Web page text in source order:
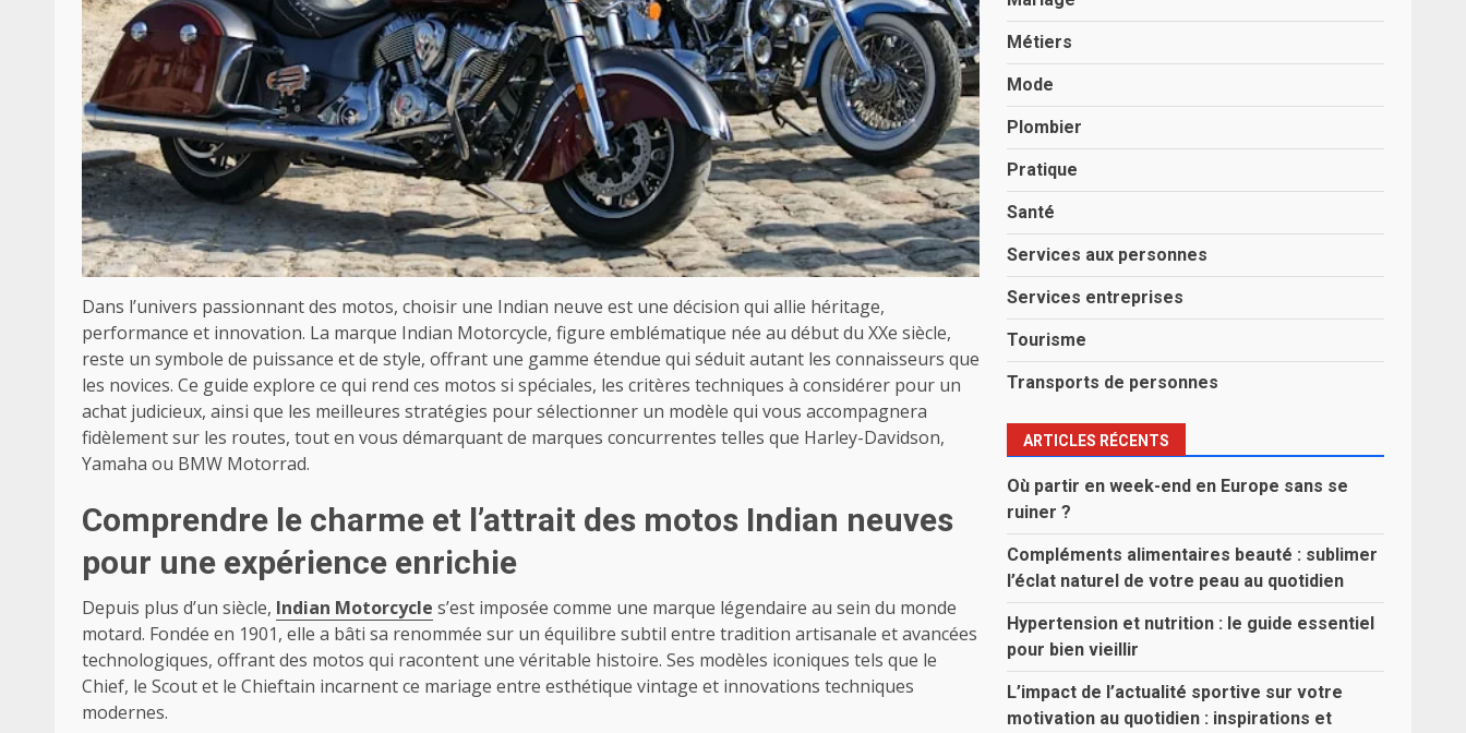
Dans l’univers passionnant des motos, choisir une Indian neuve est une décision qui allie héritage,
performance et innovation. La marque Indian Motorcycle, figure emblématique née au début du XXe siècle,
reste un symbole de puissance et de style, offrant une gamme étendue qui séduit autant les connaisseurs que
les novices. Ce guide explore ce qui rend ces motos si spéciales, les critères techniques à considérer pour un
achat judicieux, ainsi que les meilleures stratégies pour sélectionner un modèle qui vous accompagnera
fidèlement sur les routes, tout en vous démarquant de marques concurrentes telles que Harley-Davidson,
Yamaha ou BMW Motorrad.
Comprendre le charme et l’attrait des motos Indian neuves
pour une expérience enrichie
Depuis plus d’un siècle, Indian Motorcycle s’est imposée comme une marque légendaire au sein du monde
motard. Fondée en 1901, elle a bâti sa renommée sur un équilibre subtil entre tradition artisanale et avancées
technologiques, offrant des motos qui racontent une véritable histoire. Ses modèles iconiques tels que le
Chief, le Scout et le Chieftain incarnent ce mariage entre esthétique vintage et innovations techniques
modernes.
Métiers
Mode
Plombier
Pratique
Santé
Services aux personnes
Services entreprises
Tourisme
Transports de personnes
ARTICLES RÉCENTS
Où partir en week-end en Europe sans se
ruiner ?
Compléments alimentaires beauté : sublimer
l’éclat naturel de votre peau au quotidien
Hypertension et nutrition : le guide essentiel
pour bien vieillir
L’impact de l’actualité sportive sur votre
motivation au quotidien : inspirations et